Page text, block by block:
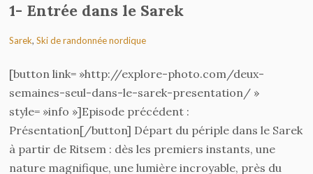
1- Entrée dans le Sarek
Sarek,Ski de randonnée nordique
[button link= »http://explore-photo.com/deux-
semaines-seul-dans-le-sarek-presentation/ »
style= »info »]Episode précédent :
Présentation[/button] Départ du périple dans le Sarek
à partir de Ritsem : dès les premiers instants, une
nature magnifique, une lumière incroyable, près du